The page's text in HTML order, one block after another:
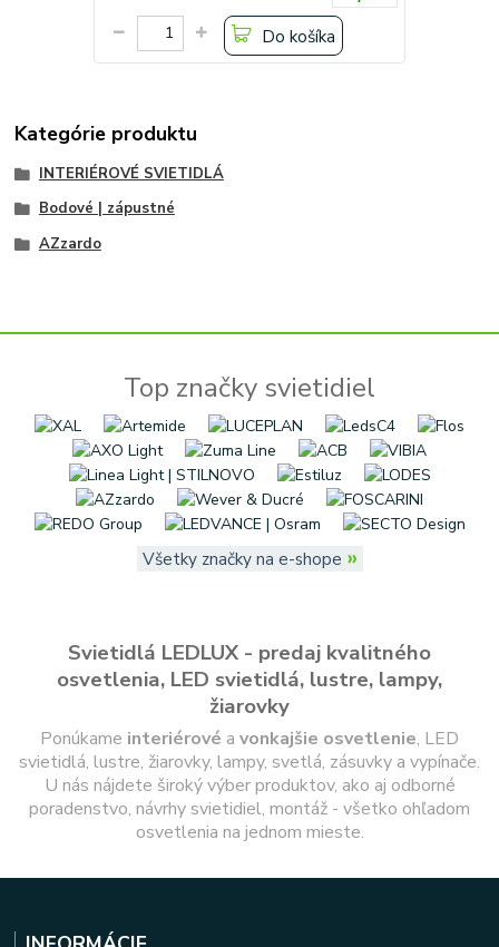
Do košíka
Kategórie produktu
INTERIÉROVÉ SVIETIDLÁ
Bodové | zápustné
AZzardo
Top značky svietidiel
Všetky značky na e-shope »
Svietidlá LEDLUX - predaj kvalitného
osvetlenia, LED svietidlá, lustre, lampy,
žiarovky
Ponúkame interiérové a vonkajšie osvetlenie, LED
svietidlá, lustre, žiarovky, lampy, svetlá, zásuvky a vypínače.
U nás nájdete široký výber produktov, ako aj odborné
poradenstvo, návrhy svietidiel, montáž - všetko ohľadom
osvetlenia na jednom mieste.